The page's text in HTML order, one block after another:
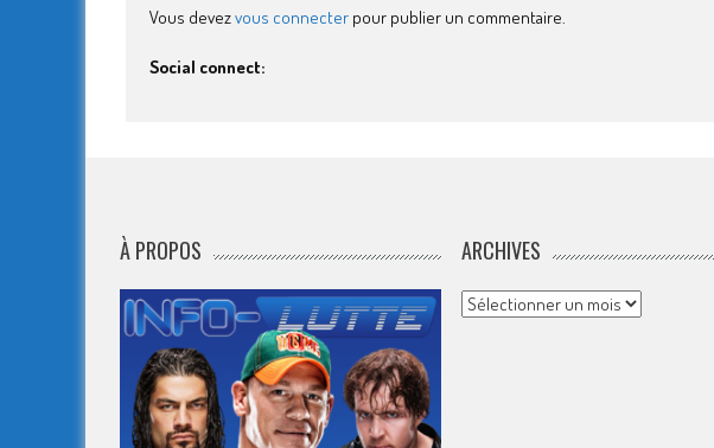
Vous devezvous connecter pour publier un commentaire.
Social connect:
À PROPOS ARCHIVES
Archives